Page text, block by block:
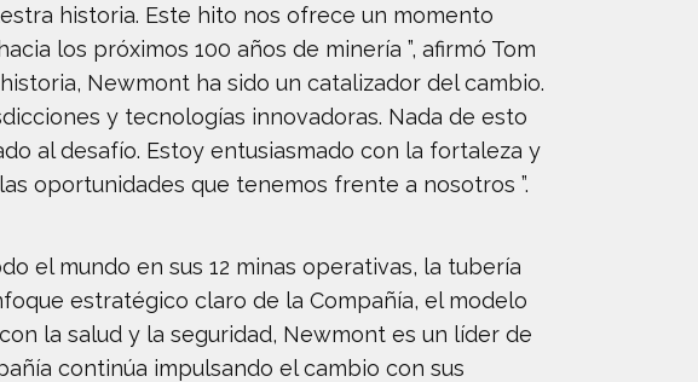
historia. Este hito nos ofrece un momento
los próximos 100 años de minería ”, afirmó Tom
Newmont ha sido un catalizador del cambio.
y tecnologías innovadoras. Nada de esto
al desafío. Estoy entusiasmado con la fortaleza y
oportunidades que tenemos frente a nosotros ”.
el mundo en sus 12 minas operativas, la tubería
estratégico claro de la Compañía, el modelo
la salud y la seguridad, Newmont es un líder de
continúa impulsando el cambio con sus